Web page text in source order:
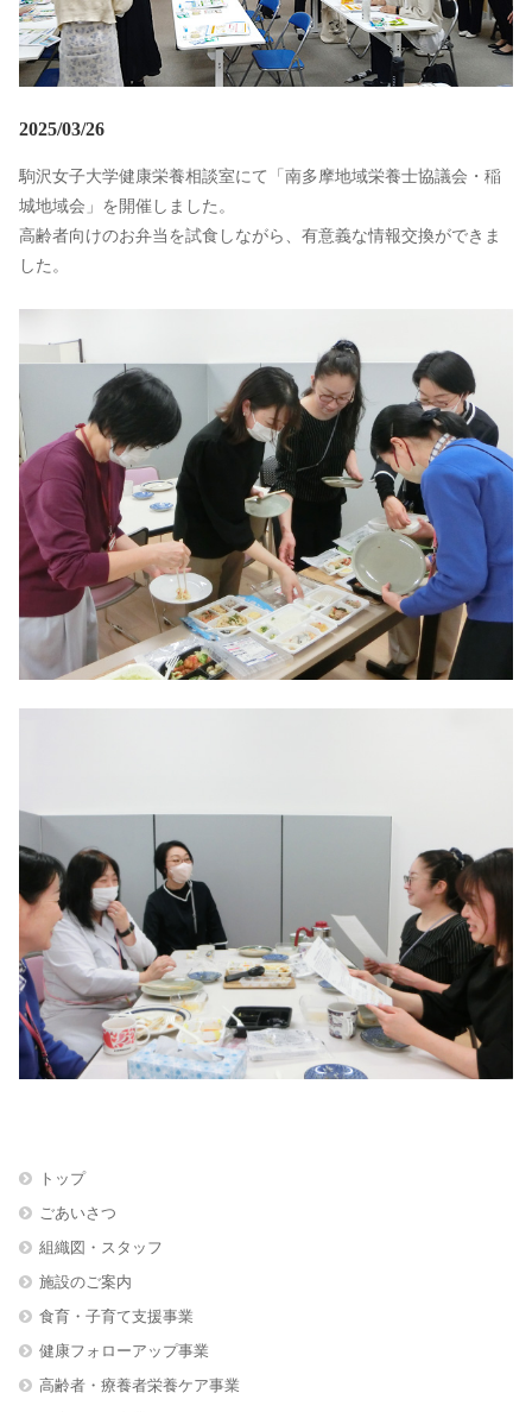
2025/03/26
駒沢女子大学健康栄養相談室にて「南多摩地域栄養士協議会・稲
城地域会」を開催しました。
高齢者向けのお弁当を試食しながら、有意義な情報交換ができま
した。
トップ
ごあいさつ
組織図・スタッフ
施設のご案内
食育・子育て支援事業
健康フォローアップ事業
高齢者・療養者栄養ケア事業